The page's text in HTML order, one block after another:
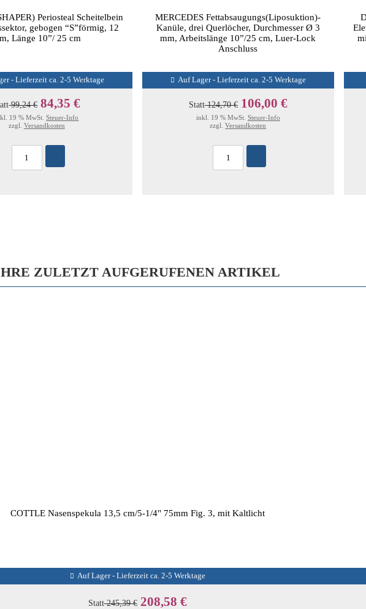
Periosteal Scheitelbein
gebogen “S”förmig, 12
Länge 10”/ 25 cm
- Lieferzeit ca. 2-5 Werktage
99,24 € 84,35 €
19 % MwSt.Steuer-Info
zzgl. Versandkosten
MERCEDES Fettabsaugungs(Liposuktion)-
Kanüle, drei Querlöcher, Durchmesser Ø 3
mm, Arbeitslänge 10”/25 cm, Luer-Lock
Anschluss
Auf Lager - Lieferzeit ca. 2-5 Werktage
Statt124,70 € 106,00 €
inkl. 19 % MwSt. Steuer-Info
zzgl.Versandkosten
ZULETZT AUFGERUFENEN ARTIKEL
COTTLE Nasenspekula 13,5 cm/5-1/4" 75mm Fig. 3, mit Kaltlicht
Auf Lager - Lieferzeit ca. 2-5 Werktage
Statt245,39 € 208,58 €